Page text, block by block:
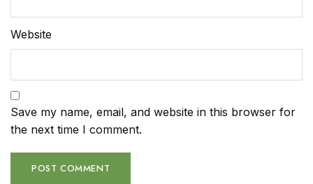
Website
Save my name, email, and website in this browser for
the next time I comment.